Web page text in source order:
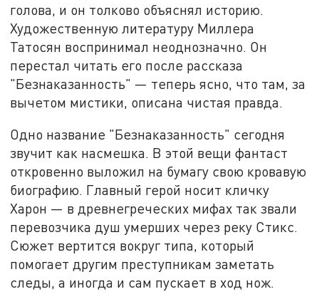
голова, и он толково объяснял историю.
Художественную литературу Миллера
Татосян воспринимал неоднозначно. Он
перестал читать его после рассказа
"Безнаказанность" — теперь ясно, что там, за
вычетом мистики, описана чистая правда.
Одно название "Безнаказанность" сегодня
звучит как насмешка. В этой вещи фантаст
откровенно выложил на бумагу свою кровавую
биографию. Главный герой носит кличку
Харон — в древнегреческих мифах так звали
перевозчика душ умерших через реку Стикс.
Сюжет вертится вокруг типа, который
помогает другим преступникам заметать
следы, а иногда и сам пускает в ход нож.